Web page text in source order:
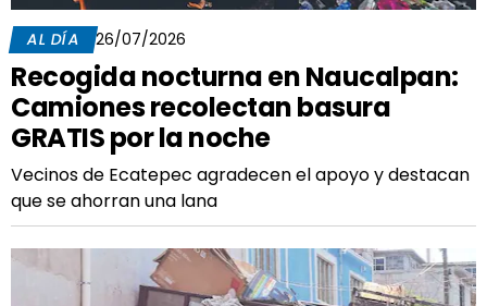
AL DÍA 26/07/2026
Recogida nocturna en Naucalpan:
Camiones recolectan basura
GRATIS por la noche
Vecinos de Ecatepec agradecen el apoyo y destacan
que se ahorran una lana